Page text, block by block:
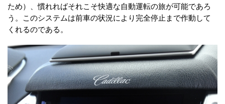
ため）、慣れればそれこそ快適な自動運転の旅が可能であろ
う。このシステムは前車の状況により完全停止まで作動して
くれるのである。